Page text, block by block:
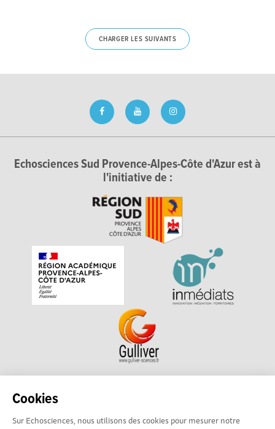
Cookies
Sur Echosciences, nous utilisons des cookies pour mesurer notre
CHARGER LES SUIVANTS
Echosciences Sud Provence-Alpes-Côte d'Azur est à
l'initiative de :
Echosciences Sud Provence-Alpes-Côte d'Azur est à
académique pour la Recherche et l'Innovation Provence-